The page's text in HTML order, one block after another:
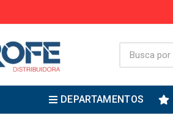
DEPARTAMENTOS